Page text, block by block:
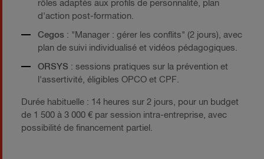
rôles adaptés aux profils de personnalité, plan
d'action post-formation.
Cegos : "Manager : gérer les conflits" (2 jours), avec
plan de suivi individualisé et vidéos pédagogiques.
ORSYS : sessions pratiques sur la prévention et
l'assertivité, éligibles OPCO et CPF.
Durée habituelle : 14 heures sur 2 jours, pour un budget
de 1 500 à 3 000 € par session intra-entreprise, avec
possibilité de financement partiel.